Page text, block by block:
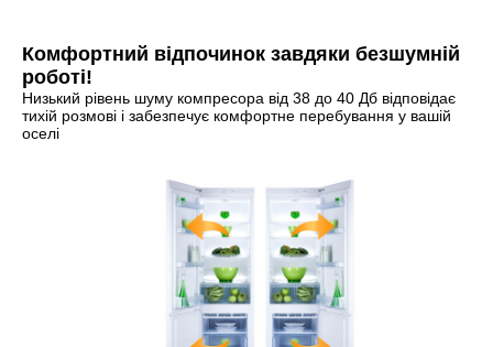
Комфортний відпочинок завдяки безшумній
роботі!
Низький рівень шуму компресора від 38 до 40 Дб відповідає
тихій розмові і забезпечує комфортне перебування у вашій
оселі